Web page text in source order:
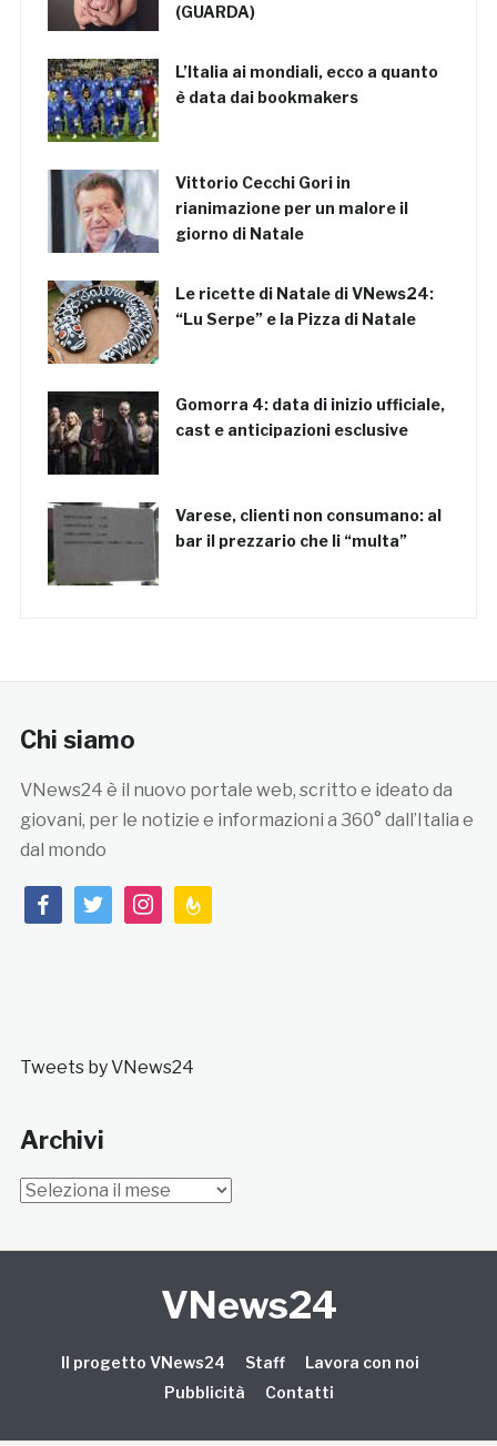
(GUARDA)
L’Italia ai mondiali, ecco a quanto
è data dai bookmakers
Vittorio Cecchi Gori in
rianimazione per un malore il
giorno di Natale
Le ricette di Natale di VNews24:
“Lu Serpe” e la Pizza di Natale
Gomorra 4: data di inizio ufficiale,
cast e anticipazioni esclusive
Varese, clienti non consumano: al
bar il prezzario che li “multa”
Chi siamo
VNews24 è il nuovo portale web, scritto e ideato da
giovani, per le notizie e informazioni a 360° dall’Italia e
dal mondo
facebooktwitterinstagramfeedburner
Tweets by VNews24
Archivi
Archivi
VNews24
Il progetto VNews24 Staff
Lavora con noi
Pubblicità
Contatti